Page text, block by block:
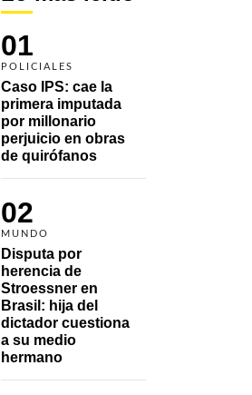
01
POLICIALES
Caso IPS: cae la
primera imputada
por millonario
perjuicio en obras
de quirófanos
02
MUNDO
Disputa por
herencia de
Stroessner en
Brasil: hija del
dictador cuestiona
a su medio
hermano